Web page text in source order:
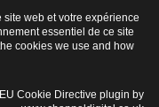
web et votre expérience
essentiel de ce site
cookies we use and how